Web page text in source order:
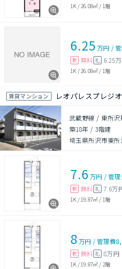
1K / 26.08㎡ / 1階
6.25 万円 /
敷 無料 礼 6.25
1K / 26.08㎡ / 1階
賃貸マンション レオパレスプレジオ
武蔵野線 / 東所沢
築18年 / 3階建
埼玉県所沢市東
7.6 万円 /管
敷 無料 礼 7.6万
1K / 19.87㎡ / 1階
8万円 /管理費
敷 無料 礼 8万円
1K / 19.87㎡ / 2階